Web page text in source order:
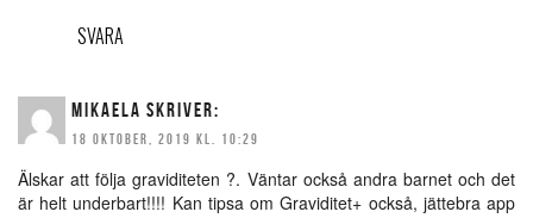
SVARA
MIKAELA SKRIVER:
18 OKTOBER, 2019 KL. 10:29
Älskar att följa graviditeten ?. Väntar också andra barnet och det
är helt underbart!!!! Kan tipsa om Graviditet+ också, jättebra app